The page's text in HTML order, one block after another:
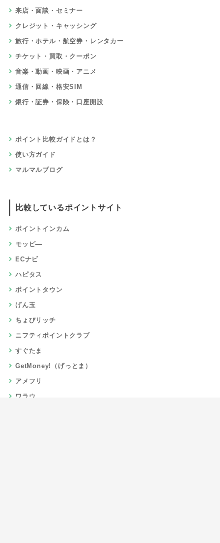
来店・面談・セミナー
クレジット・キャッシング
旅行・ホテル・航空券・レンタカー
チケット・買取・クーポン
音楽・動画・映画・アニメ
通信・回線・格安SIM
銀行・証券・保険・口座開設
ポイント比較ガイドとは？
使い方ガイド
マルマルブログ
比較しているポイントサイト
ポイントインカム
モッピ―
ECナビ
ハピタス
ポイントタウン
げん玉
ちょびリッチ
ニフティポイントクラブ
すぐたま
GetMoney!（げっとま）
アメフリ
ワラウ